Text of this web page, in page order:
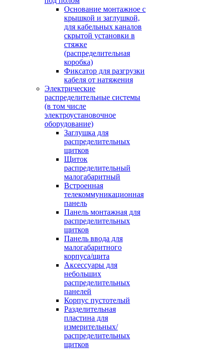
Основание монтажное с
крышкой и заглушкой,
для кабельных каналов
скрытой установки в
стяжке
(распределительная
коробка)
Фиксатор для разгрузки
кабеля от натяжения
Электрические
распределительные системы
(в том числе
электроустановочное
оборудование)
Заглушка для
распределительных
щитков
Щиток
распределительный
малогабаритный
Встроенная
телекоммуникационная
панель
Панель монтажная для
распределительных
щитков
Панель ввода для
малогабаритного
корпуса/щита
Аксессуары для
небольших
распределительных
панелей
Корпус пустотелый
Разделительная
пластина для
измерительных/
распределительных
щитков